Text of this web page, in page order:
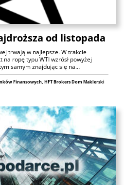
od listopada
trwają w najlepsze. W trakcie
na ropę typu WTI wzrósł powyżej
samym znajdując się na…
Finansowych, HFT Brokers Dom Maklerski